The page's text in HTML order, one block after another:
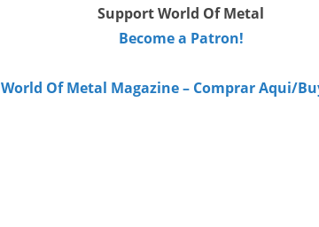
Support World Of Metal
Become a Patron!
World Of Metal Magazine – Comprar Aqui/